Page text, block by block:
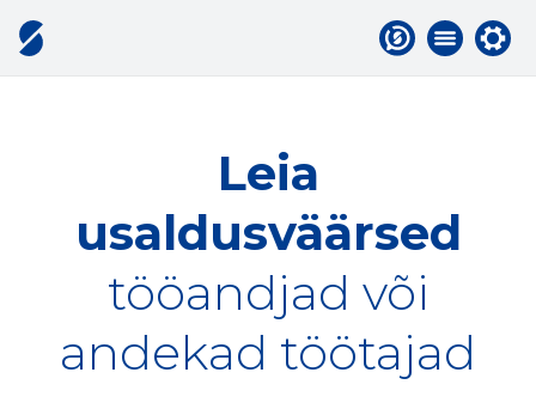
Leia
usaldusväärsed
tööandjad või
andekad töötajad